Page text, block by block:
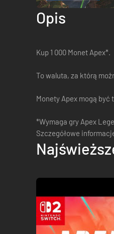
Opis
Kup 1 000 Monet Apex*.
To waluta, za którą
Monety Apex mogą
*Wymaga gry Apex
Szczegółowe